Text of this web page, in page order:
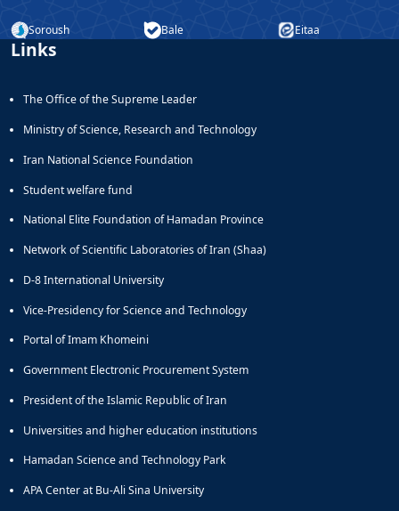
Soroush Bale Eitaa
Links
The Office of the Supreme Leader
Ministry of Science, Research and Technology
Iran National Science Foundation
Student welfare fund
National Elite Foundation of Hamadan Province
Network of Scientific Laboratories of Iran (Shaa)
D-8 International University
Vice-Presidency for Science and Technology
Portal of Imam Khomeini
Government Electronic Procurement System
President of the Islamic Republic of Iran
Universities and higher education institutions
Hamadan Science and Technology Park
APA Center at Bu-Ali Sina University